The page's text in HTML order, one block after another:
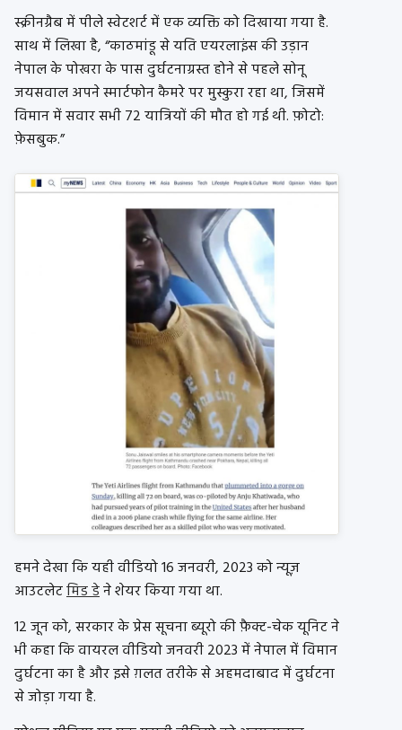
स्क्रीनग्रैब में पीले स्वेटशर्ट में एक व्यक्ति को दिखाया गया है.
साथ में लिखा है, “काठमांडू से यति एयरलाइंस की उड़ान
नेपाल के पोखरा के पास दुर्घटनाग्रस्त होने से पहले सोनू
जयसवाल अपने स्मार्टफोन कैमरे पर मुस्कुरा रहा था, जिसमें
विमान में सवार सभी 72 यात्रियों की मौत हो गई थी. फ़ोटो:
फ़ेसबुक.”
हमने देखा कि यही वीडियो 16 जनवरी, 2023 को न्यूज़
आउटलेटमिड डेने शेयर किया गया था.
12 जून को, सरकार के प्रेस सूचना ब्यूरो की फ़ैक्ट-चेक यूनिट ने
भी कहा कि वायरल वीडियो जनवरी 2023 में नेपाल में विमान
दुर्घटना का है और इसे ग़लत तरीके से अहमदाबाद में दुर्घटना
से जोड़ा गया है.